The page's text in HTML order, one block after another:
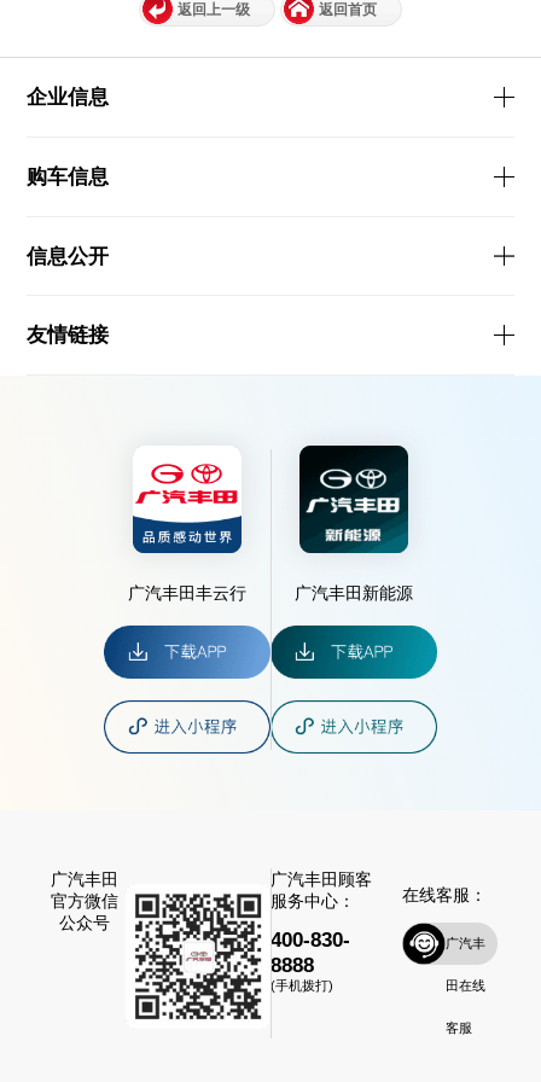
返回上一级 返回首页
企业信息
购车信息
信息公开
友情链接
广汽丰田丰云行 广汽丰田新能源
广汽丰田
官方微信
公众号
广汽丰田顾客
服务中心：
400-830-
8888
(手机拨打)
在线客服：
广汽丰
田在线
客服